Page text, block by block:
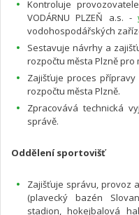
Kontroluje
VODÁRNU PLZEŇ a.s. -
vodohospodářských
Sestavuje návrhy a
rozpočtu města Plzně pro
Zajišťuje proces
rozpočtu města Plzně.
Zpracovává technická
správě.
Oddělení sportovišť
Zajišťuje správu, provoz
(plavecký bazén
stadion, hokejbalová